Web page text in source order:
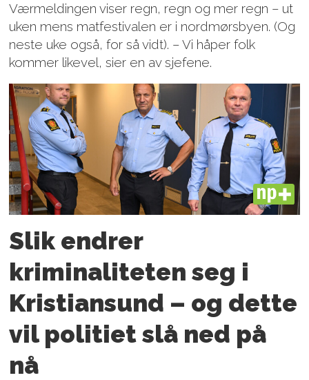
Værmeldingen viser regn, regn og mer regn – ut
uken mens matfestivalen er i nordmørsbyen. (Og
neste uke også, for så vidt). – Vi håper folk
kommer likevel, sier en av sjefene.
PLUS
Slik endrer
kriminaliteten seg i
Kristiansund – og dette
vil politiet slå ned på
nå